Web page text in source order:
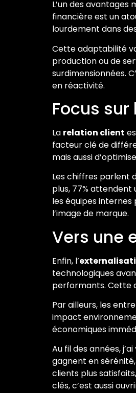
L’un des avantages
financière est un
lourdement dans
Cette adaptabilité
production ou de
surdimensionnées.
en réactivité.
Focus
La relation client
facteur clé de
mais aussi
Les chiffres parlent
plus, 77%
les équipes
l’image de marque.
Vers une
Enfin, l’
technologiques
performants. Cette
Par ailleurs, les
impact
économiques
Au fil des années,
gagnent en
clients plus
clés, c’est aussi